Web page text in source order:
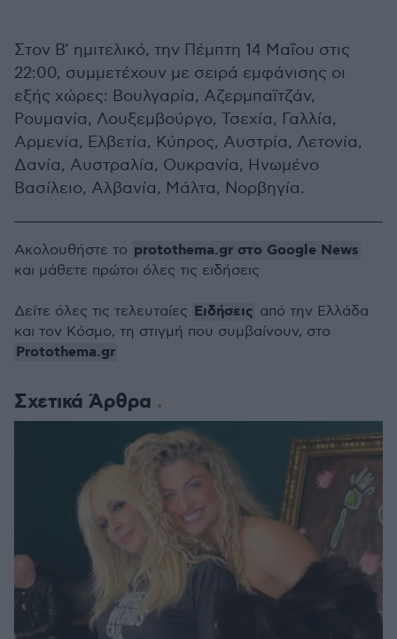
Στον Β’ ημιτελικό, την Πέμπτη 14 Μαΐου στις
22:00, συμμετέχουν με σειρά εμφάνισης οι
εξής χώρες: Βουλγαρία, Αζερμπαϊτζάν,
Ρουμανία, Λουξεμβούργο, Τσεχία, Γαλλία,
Αρμενία, Ελβετία, Κύπρος, Αυστρία, Λετονία,
Δανία, Αυστραλία, Ουκρανία, Ηνωμένο
Βασίλειο, Αλβανία, Μάλτα, Νορβηγία.
Σχετικά Άρθρα
Ακολουθήστε το protothema.gr στο Google News
και μάθετε πρώτοι όλες τις ειδήσεις
Δείτε όλες τις τελευταίες Ειδήσεις από την Ελλάδα
και τον Κόσμο, τη στιγμή που συμβαίνουν, στο
Protothema.gr